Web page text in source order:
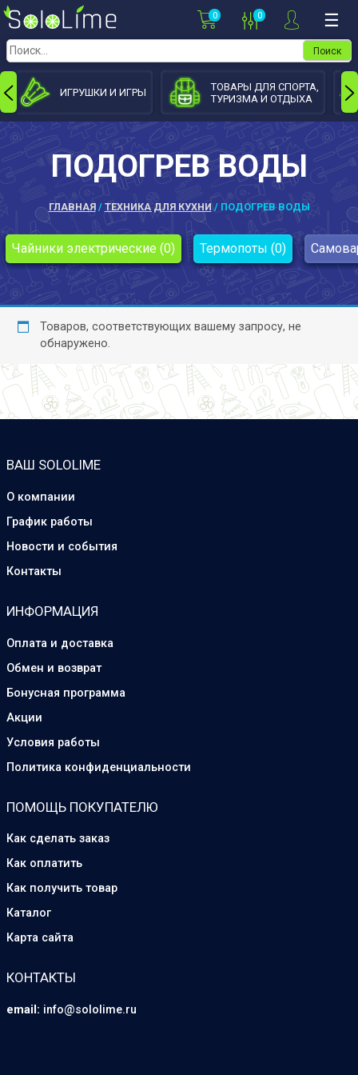
Skip
to
content
0 0 ☰
Найти:
ИГРУШКИ И ИГРЫ
ТОВАРЫ ДЛЯ СПОРТА,
ТУРИЗМА И ОТДЫХА
ПОДОГРЕВ ВОДЫ
ГЛАВНАЯ/ ТЕХНИКА ДЛЯ КУХНИ/ ПОДОГРЕВ ВОДЫ
Чайники электрические (0) Термопоты (0)
Товаров, соответствующих вашему запросу, не
обнаружено.
ВАШ SOLOLIME
О компании
График работы
Новости и события
Контакты
ИНФОРМАЦИЯ
Оплата и доставка
Обмен и возврат
Бонусная программа
Акции
Условия работы
Политика конфиденциальности
ПОМОЩЬ ПОКУПАТЕЛЮ
Как сделать заказ
Как оплатить
Как получить товар
Каталог
Карта сайта
КОНТАКТЫ
email: info@sololime.ru